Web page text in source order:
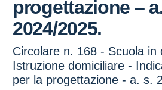
progettazione –
2024/2025.
Circolare n. 168 - Scuola in
Istruzione domiciliare -
per la progettazione - a. s.